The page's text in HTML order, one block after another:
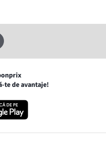
te de avantaje!